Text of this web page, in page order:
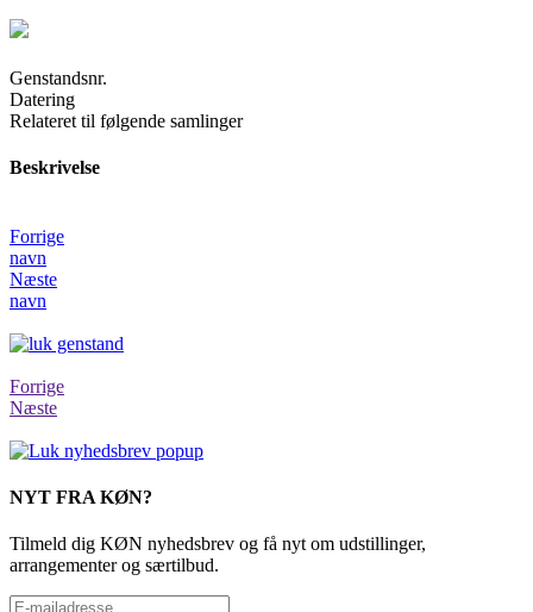
Genstandsnr.
Datering
Relateret til følgende samlinger
Beskrivelse
Forrige
navn
Næste
navn
Forrige
Næste
NYT FRA KØN?
Tilmeld dig KØN nyhedsbrev og få nyt om udstillinger,
arrangementer og særtilbud.